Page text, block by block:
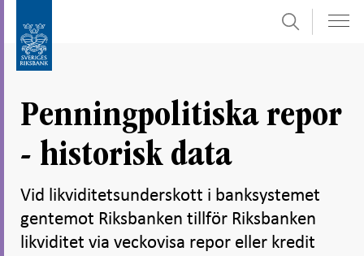
direkt
undersidor
Sök
Penningpolitiska repor
- historisk data
Vid likviditetsunderskott i banksystemet
gentemot Riksbanken tillför Riksbanken
likviditet via veckovisa repor eller kredit